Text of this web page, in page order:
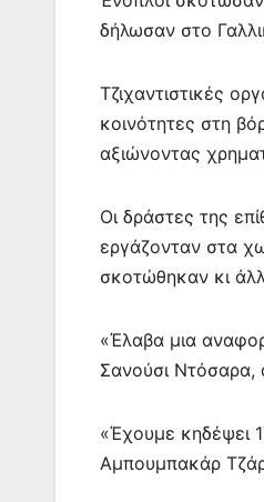
k
δήλωσαν στο
Τζιχαντιστικές
κοινότητες στη
αξιώνοντας
Οι δράστες της
εργάζονταν στα
σκοτώθηκαν κι
«Έλαβα μια
Σανούσι Ντόσαρα,
«Έχουμε κηδέψει
Αμπουμπακάρ